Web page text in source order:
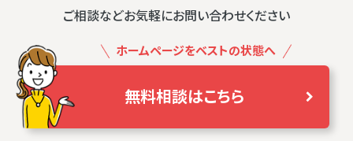
ご相談などお気軽にお問い合わせください
ホームページをベストの状態へ
無料相談はこちら